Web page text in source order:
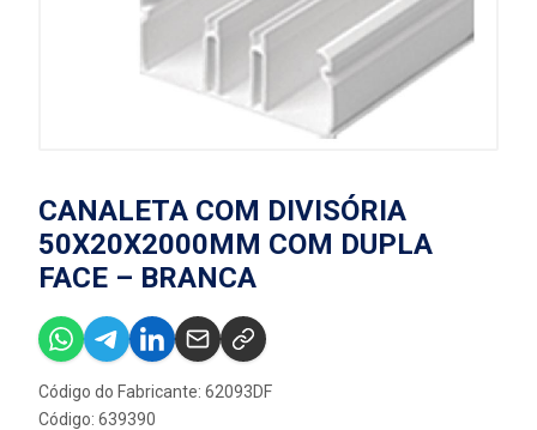
CANALETA COM DIVISÓRIA
50X20X2000MM COM DUPLA
FACE – BRANCA
Código do Fabricante: 62093DF
Código: 639390